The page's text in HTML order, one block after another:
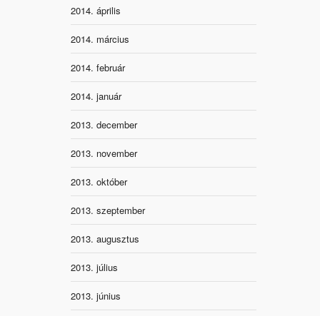
2014. április
2014. március
2014. február
2014. január
2013. december
2013. november
2013. október
2013. szeptember
2013. augusztus
2013. július
2013. június